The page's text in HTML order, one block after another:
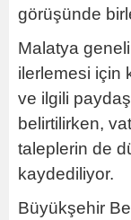
görüşünde
Malatya
ilerlemesi için
ve ilgili
belirtilirken,
taleplerin de
kaydediliyor.
Büyükşehir